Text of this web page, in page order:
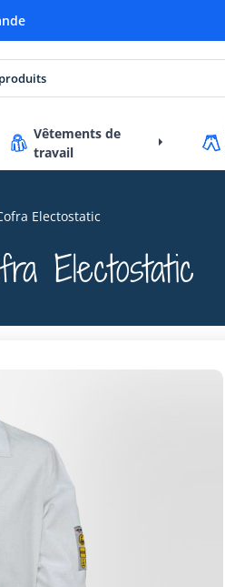
Vêtements de
travail
Electostatic
Electostatic